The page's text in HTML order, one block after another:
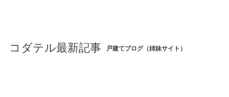
コダテル最新記事 戸建てブログ（姉妹サイト）